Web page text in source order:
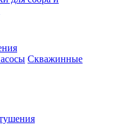
Скважинные